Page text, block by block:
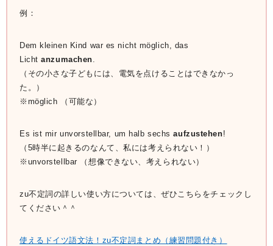
例：
Dem kleinen Kind war es nicht möglich, das
Lichtanzumachen.
（その小さな子どもには、電気を点けることはできなかっ
た。）
※möglich （可能な）
Es ist mir unvorstellbar, um halb sechsaufzustehen!
（5時半に起きるのなんて、私には考えられない！）
※unvorstellbar （想像できない、考えられない）
zu不定詞の詳しい使い方については、ぜひこちらをチェックし
てください＾＾
使えるドイツ語文法！zu不定詞まとめ（練習問題付き）